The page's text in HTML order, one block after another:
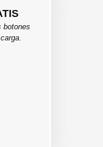
botones